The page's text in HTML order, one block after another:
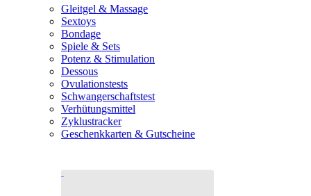
Gleitgel & Massage
Sextoys
Bondage
Spiele & Sets
Potenz & Stimulation
Dessous
Ovulationstests
Schwangerschaftstest
Verhütungsmittel
Zyklustracker
Geschenkkarten & Gutscheine